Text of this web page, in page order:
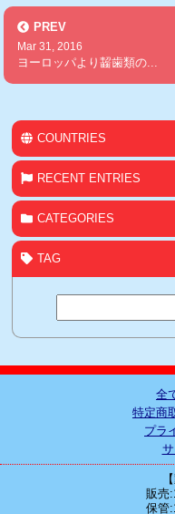
PREV
Mar 31, 2016
ヨーロッパより齧歯類の...
COUNTRIES
RECENT ENTRIES
CATEGORIES
TAG
全
特定商
プラ
販売
保管